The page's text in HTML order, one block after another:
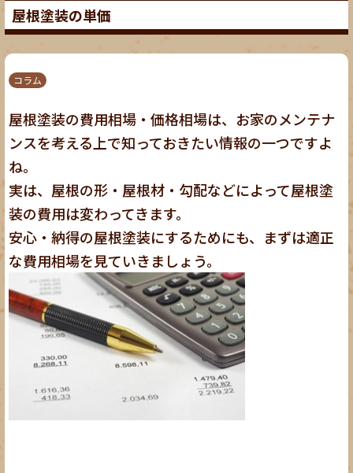
屋根塗装の単価
コラム
屋根塗装の費用相場・価格相場は、 お家のメンテナ
ンスを考える上で知っておきたい情報の一つですよ
ね。
実は、屋根の形・屋根材・勾配などによって屋根塗
装の費用は変わってきます。
安心・納得の屋根塗装にするためにも、まずは適正
な費用相場を見ていきましょう。